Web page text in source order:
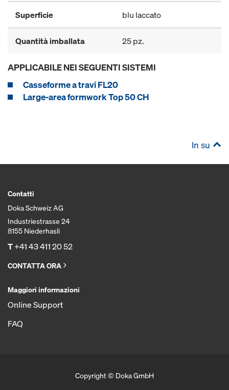
Superficie blu laccato
Quantità imballata 25 pz.
APPLICABILE NEI SEGUENTI SISTEMI
Casseforme a travi FL20
Large-area formwork Top 50 CH
In su
Contatti
Doka Schweiz AG
Industriestrasse 24
8155 Niederhasli
T+41 43 411 20 52
CONTATTA ORA
Maggiori informazioni
Online Support
FAQ
Copyright © Doka GmbH